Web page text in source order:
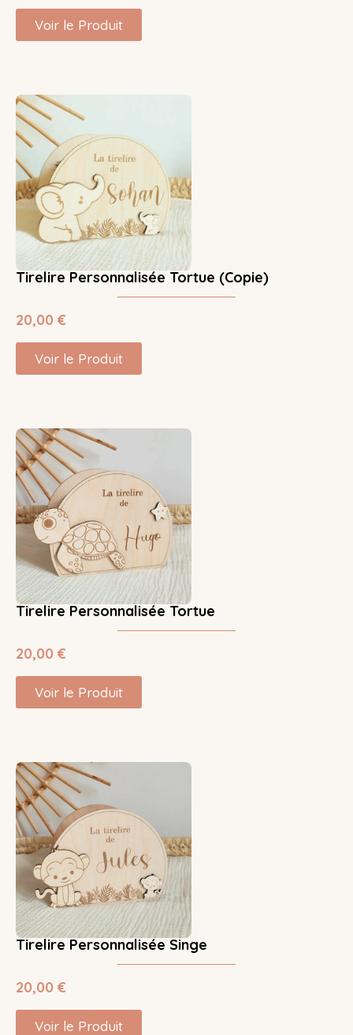
Voir le Produit
Tirelire Personnalisée Tortue (Copie)
20,00 €
Voir le Produit
Tirelire Personnalisée Tortue
20,00 €
Voir le Produit
Tirelire Personnalisée Singe
20,00 €
Voir le Produit